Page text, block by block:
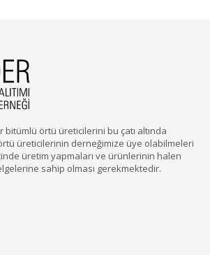
bitümlü örtü üreticilerini bu çatı altında
üreticilerinin derneğimize üye olabilmeleri
üretim yapmaları ve ürünlerinin halen
sahip olması gerekmektedir.